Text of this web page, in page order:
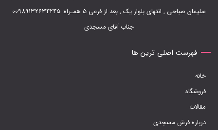
سلیمان صباحی , انتهای بلوار یک , بعد از فرعی 5 همـراه: 00989132634245
جناب آقای مسجدی
فهرست اصلی ترین ها
خانه
فروشگاه
مقالات
درباره فرش مسجدی